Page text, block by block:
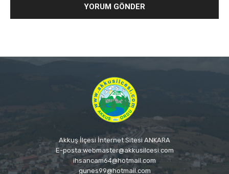
Akkuş İlçesi İnternet Sitesi ANKARA
E-posta:webmaster@akkusilcesi.com
ihsancam64@hotmail.com
gunes99@hotmail.com